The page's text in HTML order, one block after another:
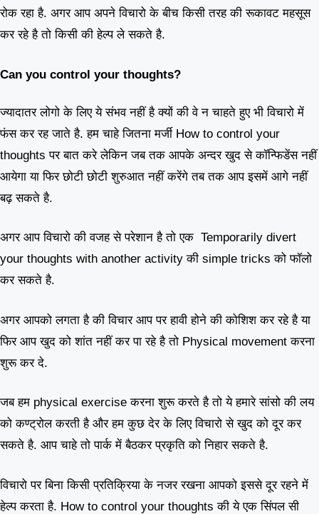
रोक रहा है. अगर आप अपने विचारो के बीच किसी तरह की रूकावट महसूस
कर रहे है तो किसी की हेल्प ले सकते है.
Can you control your thoughts?
ज्यादातर लोगो के लिए ये संभव नहीं है क्यों की वे न चाहते हुए भी विचारो में
फंस कर रह जाते है. हम चाहे जितना मर्जी How to control your
thoughts पर बात करे लेकिन जब तक आपके अन्दर खुद से कॉन्फिडेंस नहीं
आयेगा या फिर छोटी छोटी शुरुआत नहीं करेंगे तब तक आप इसमें आगे नहीं
बढ़ सकते है.
अगर आप विचारो की वजह से परेशान है तो एक Temporarily divert
your thoughts with another activity की simple tricks को फॉलो
कर सकते है.
अगर आपको लगता है की विचार आप पर हावी होने की कोशिश कर रहे है या
फिर आप खुद को शांत नहीं कर पा रहे है तो Physical movement करना
शुरू कर दे.
जब हम physical exercise करना शुरू करते है तो ये हमारे सांसो की लय
को कण्ट्रोल करती है और हम कुछ देर के लिए विचारो से खुद को दूर कर
सकते है. आप चाहे तो पार्क में बैठकर प्रकृति को निहार सकते है.
विचारो पर बिना किसी प्रतिक्रिया के नजर रखना आपको इससे दूर रहने में
हेल्प करता है. How to control your thoughts की ये एक सिंपल सी